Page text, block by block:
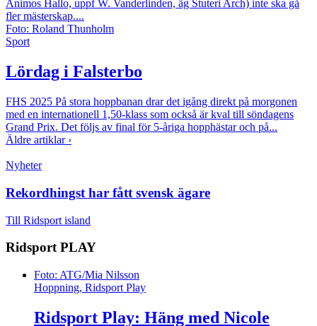
Animos Hallo, uppf W. Vanderlinden, äg Stuteri Arch) inte ska gå
fler mästerskap....
Foto: Roland Thunholm
Sport
Lördag i Falsterbo
FHS 2025 På stora hoppbanan drar det igång direkt på morgonen
med en internationell 1,50-klass som också är kval till söndagens
Grand Prix. Det följs av final för 5-åriga hopphästar och på...
Äldre artiklar ›
djursjukvården – häst kan omfattas
TillRidsport island
RidsportPLAY
Foto: ATG/Mia Nilsson
Hoppning, Ridsport Play
Ridsport Play: Häng med Nicole